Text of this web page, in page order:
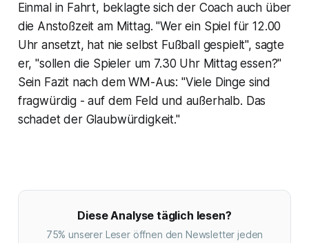
Einmal in Fahrt, beklagte sich der Coach auch über
die Anstoßzeit am Mittag. "Wer ein Spiel für 12.00
Uhr ansetzt, hat nie selbst Fußball gespielt", sagte
er, "sollen die Spieler um 7.30 Uhr Mittag essen?"
Sein Fazit nach dem WM-Aus: "Viele Dinge sind
fragwürdig - auf dem Feld und außerhalb. Das
schadet der Glaubwürdigkeit."
Diese Analyse täglich lesen?
75% unserer Leser öffnen den Newsletter jeden